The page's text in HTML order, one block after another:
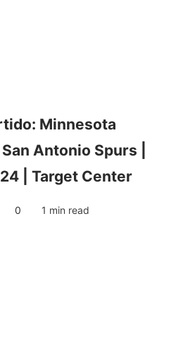
Minnesota
Antonio Spurs |
| Target Center
0 1 min read